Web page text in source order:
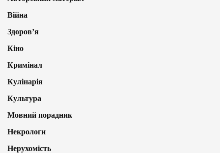
Війна
Здоров’я
Кіно
Кримінал
Кулінарія
Культура
Мовний порадник
Некрологи
Нерухомість